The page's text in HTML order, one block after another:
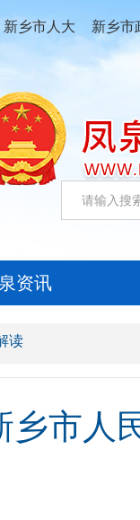
新乡市人大 新乡市
资讯
读
乡市人